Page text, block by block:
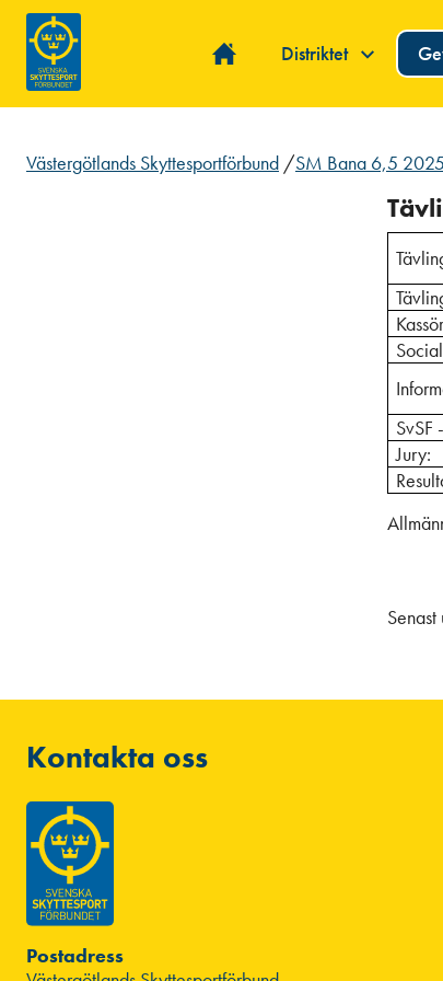
Distriktet
Västergötlands Skyttesportförbund /SM Bana 6,5 2025
SvSF
Jury:
Kontakta oss
Postadress